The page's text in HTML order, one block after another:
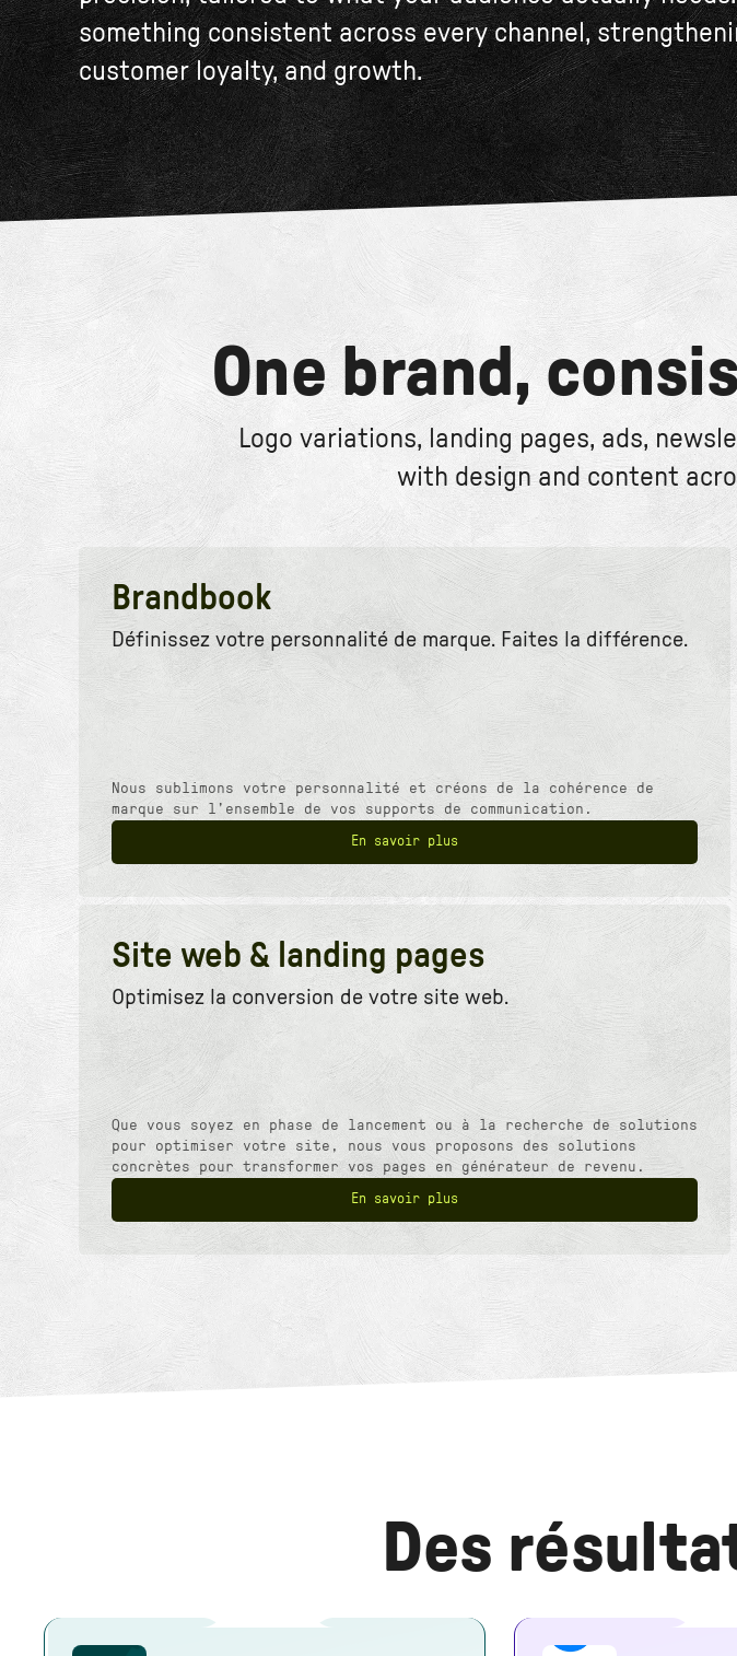
something consistent across every channel,
customer loyalty, and growth.
One brand,
Logo variations, landing pages, ads,
with design and content
Brandbook
Définissez votre personnalité de marque. Faites la différence.
Nous sublimons votre personnalité et créons de la cohérence de
marque sur l’ensemble de vos supports de communication.
En savoir plus
Site web & landing pages
Optimisez la conversion de votre site web.
Que vous soyez en phase de lancement ou à la recherche de solutions
pour optimiser votre site, nous vous proposons des solutions
concrètes pour transformer vos pages en générateur de revenu.
En savoir plus
Des